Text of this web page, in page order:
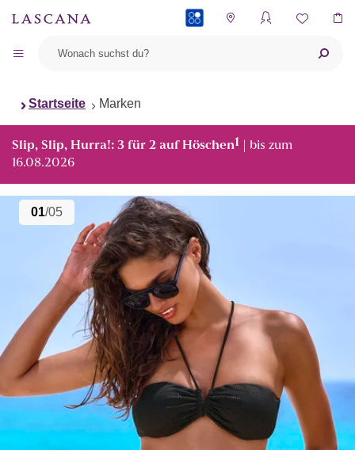
Startseite Marken
Slip, Slip, Hurra!: 3 für 2 auf Höschen1 | bis zum
16.08.2026
01/05